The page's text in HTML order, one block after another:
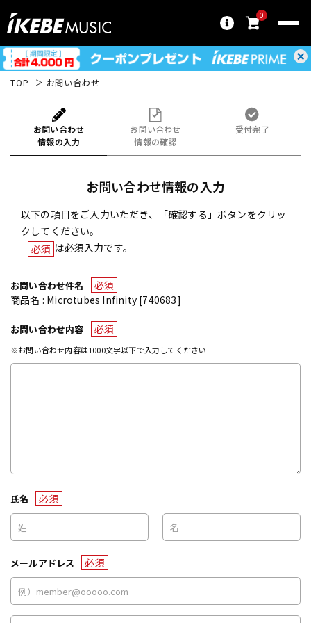
0
TOP お問い合わせ
お問い合わせ
情報の入力
お問い合わせ
情報の確認
受付完了
お問い合わせ情報の入力
以下の項目をご入力いただき、「確認する」ボタンをクリッ
クしてください。
必須 は必須入力です。
お問い合わせ件名
必須
商品名 : Microtubes Infinity [740683]
お問い合わせ内容 必須
※お問い合わせ内容は1000文字以下で入力してください
氏名 必須
メールアドレス 必須